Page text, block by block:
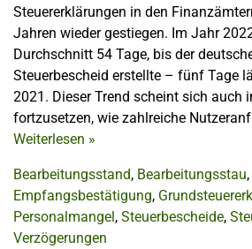
Steuererklärungen in den
Jahren wieder gestiegen. Im Jahr
Durchschnitt 54 Tage, bis der
Steuerbescheid erstellte – fünf Tage
2021. Dieser Trend scheint sich auch
fortzusetzen, wie zahlreiche
Weiterlesen »
Bearbeitungsstand, Bearbeitungsstau,
Empfangsbestätigung,
Personalmangel, Steuerbescheide,
Verzögerungen